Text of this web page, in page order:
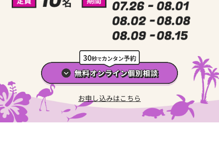
お申し込みはこちら